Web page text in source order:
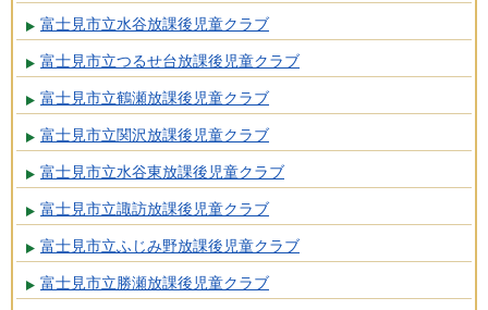
富士見市立水谷放課後児童クラブ
富士見市立つるせ台放課後児童クラブ
富士見市立鶴瀬放課後児童クラブ
富士見市立関沢放課後児童クラブ
富士見市立水谷東放課後児童クラブ
富士見市立諏訪放課後児童クラブ
富士見市立ふじみ野放課後児童クラブ
富士見市立勝瀬放課後児童クラブ